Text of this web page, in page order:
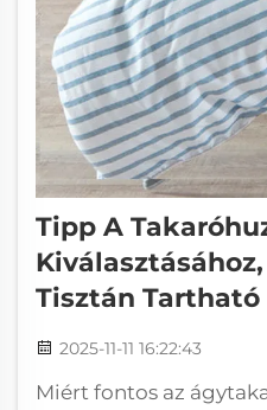
Tipp A
Tisztán Tartható
2025-11-11 16:22:43
Miért fontos az